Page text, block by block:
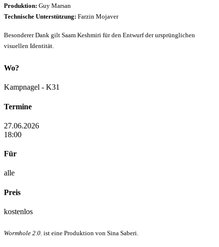
Produktion: Guy Marsan
Technische Unterstützung: Farzin Mojaver
Besonderer Dank gilt Saam Keshmiri für den Entwurf der ursprünglichen
visuellen Identität.
Wo?
Kampnagel - K31
Termine
27.06.2026
18:00
Für
alle
Preis
kostenlos
Wormhole 2.0. ist eine Produktion von Sina Saberi.